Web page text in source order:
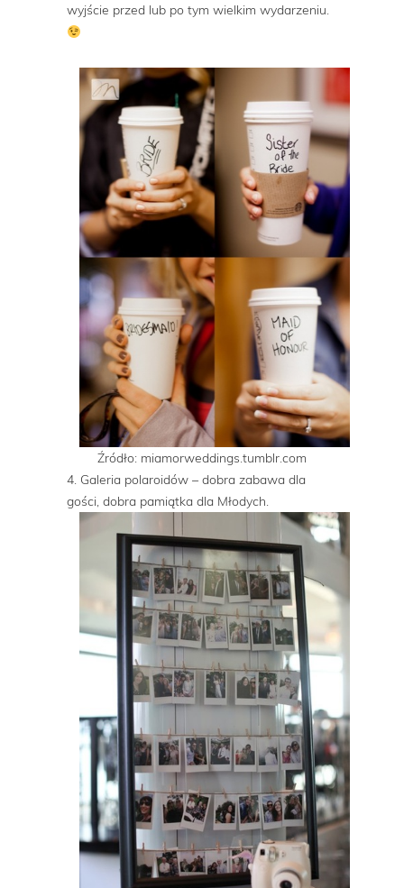
wyjście przed lub po tym wielkim wydarzeniu.
Źródło: miamorweddings.tumblr.com
4. Galeria polaroidów – dobra zabawa dla
gości, dobra pamiątka dla Młodych.